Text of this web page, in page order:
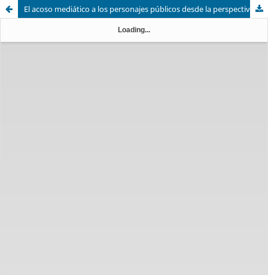
El acoso mediático a los personajes públicos desde la perspectiva ética de los periodistas madrileños